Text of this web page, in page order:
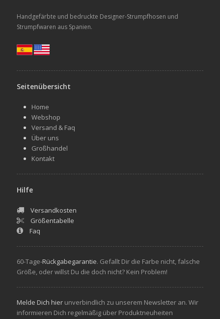
Handgefärbte und bedruckte Designer-Strumpfhosen und
Strumpfwaren aus Spanien.
Seitenübersicht
Home
Webshop
Versand & Faq
Über uns
Großhandel
Kontakt
Hilfe
Versandkosten
Größentabelle
Faq
60-Tage-Rückgabegarantie. Gefallt Dir die Farbe nicht, falsche
Größe, oder willst Du die doch nicht? Kein Problem!
Melde Dich hierunverbindlich zu unserem Newsletter an. Wir
informieren Dich regelmäßig über Produktneuheiten